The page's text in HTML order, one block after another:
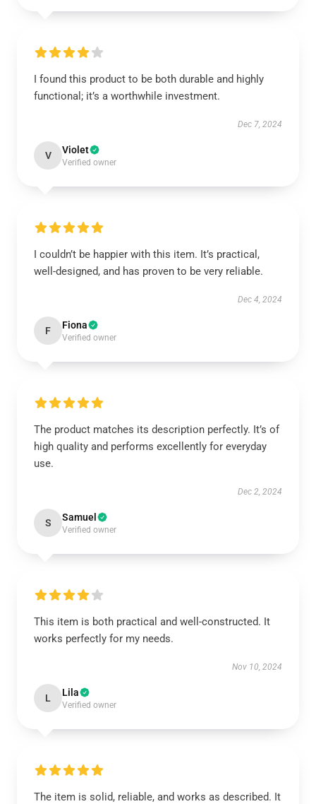
I found this product to be both durable and highly
functional; it’s a worthwhile investment.
Dec 7, 2024
V Violet
Verified owner
I couldn’t be happier with this item. It’s practical,
well-designed, and has proven to be very reliable.
Dec 4, 2024
F Fiona
Verified owner
The product matches its description perfectly. It’s of
high quality and performs excellently for everyday
use.
Dec 2, 2024
S Samuel
Verified owner
This item is both practical and well-constructed. It
works perfectly for my needs.
Nov 10, 2024
L Lila
Verified owner
The item is solid, reliable, and works as described. It